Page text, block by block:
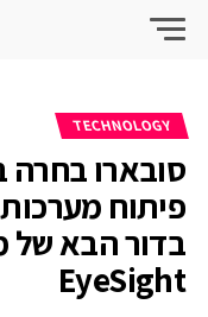
TECHNOLOGY
פיתוח
בדור הבא של
EyeSight